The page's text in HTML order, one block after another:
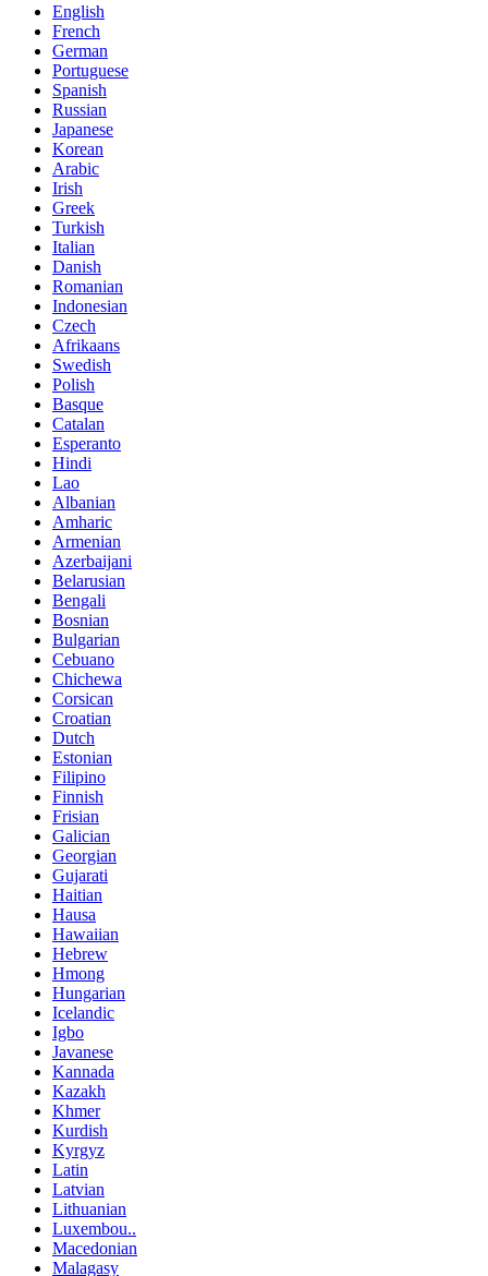
English
French
German
Portuguese
Spanish
Russian
Japanese
Korean
Arabic
Irish
Greek
Turkish
Italian
Danish
Romanian
Indonesian
Czech
Afrikaans
Swedish
Polish
Basque
Catalan
Esperanto
Hindi
Lao
Albanian
Amharic
Armenian
Azerbaijani
Belarusian
Bengali
Bosnian
Bulgarian
Cebuano
Chichewa
Corsican
Croatian
Dutch
Estonian
Filipino
Finnish
Frisian
Galician
Georgian
Gujarati
Haitian
Hausa
Hawaiian
Hebrew
Hmong
Hungarian
Icelandic
Igbo
Javanese
Kannada
Kazakh
Khmer
Kurdish
Kyrgyz
Latin
Latvian
Lithuanian
Luxembou..
Macedonian
Malagasy